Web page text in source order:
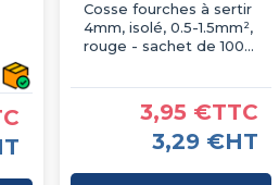
Cosse fourches à sertir
4mm, isolé, 0.5-1.5mm²,
rouge - sachet de 100
3,95 €TTC
3,29 €HT